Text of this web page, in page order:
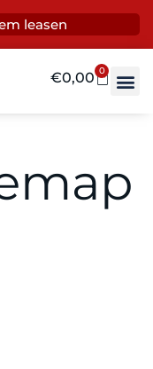
leasen
€0,00 0